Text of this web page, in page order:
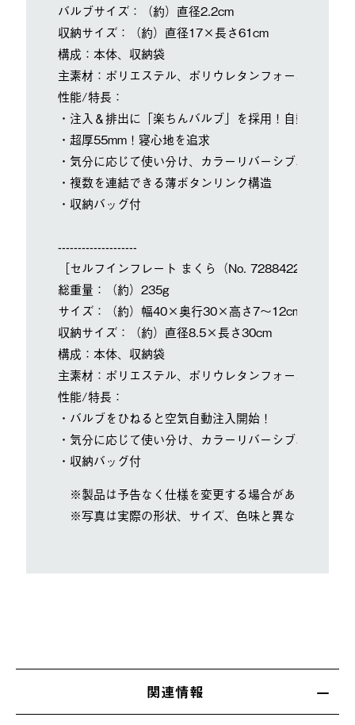
バルブサイズ：（約）直径2.2cm
収納サイズ：（約）直径17×長さ61cm
構成：本体、収納袋
主素材：ポリエステル、ポリウレタンフォーム
性能/特長：
・注入＆排出に「楽ちんバルブ」を採用！自動で膨ら
・超厚55mm！寝心地を追求
・気分に応じて使い分け、カラーリバーシブルデザイン
・複数を連結できる薄ボタンリンク構造
・収納バッグ付
--------------------
［セルフインフレート まくら（No. 72884223）］
総重量：（約）235g
サイズ：（約）幅40×奥行30×高さ7～12cm
収納サイズ：（約）直径8.5×長さ30cm
構成：本体、収納袋
主素材：ポリエステル、ポリウレタンフォーム
性能/特長：
・バルブをひねると空気自動注入開始！
・気分に応じて使い分け、カラーリバーシブルデザイン
・収納バッグ付
※製品は予告なく仕様を変更する場合があります。
※写真は実際の形状、サイズ、色味と異なる場合が
関連情報